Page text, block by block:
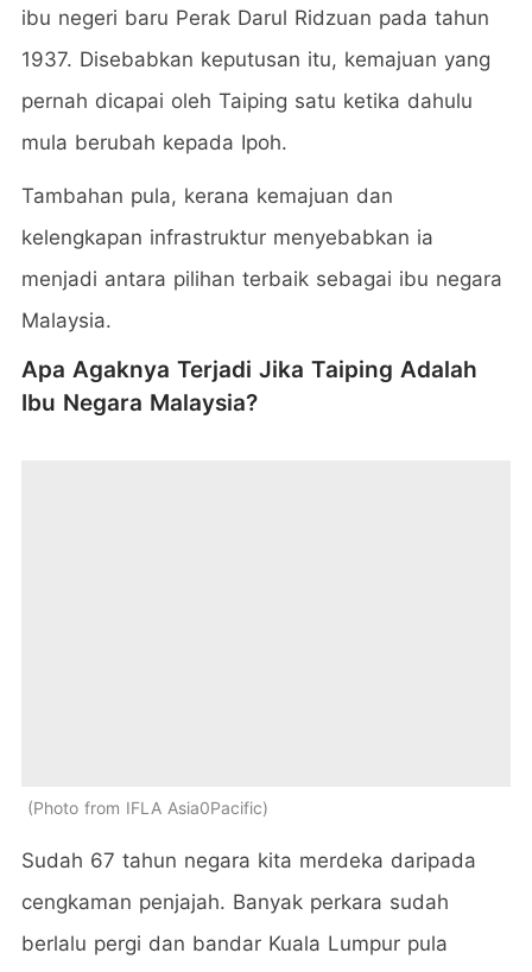
ibu negeri baru Perak Darul Ridzuan pada tahun
1937. Disebabkan keputusan itu, kemajuan yang
pernah dicapai oleh Taiping satu ketika dahulu
mula berubah kepada Ipoh.
Tambahan pula, kerana kemajuan dan
kelengkapan infrastruktur menyebabkan ia
menjadi antara pilihan terbaik sebagai ibu negara
Malaysia.
Apa Agaknya Terjadi Jika Taiping Adalah
Ibu Negara Malaysia?
Photo from IFLA Asia0Pacific
Sudah 67 tahun negara kita merdeka daripada
cengkaman penjajah. Banyak perkara sudah
berlalu pergi dan bandar Kuala Lumpur pula